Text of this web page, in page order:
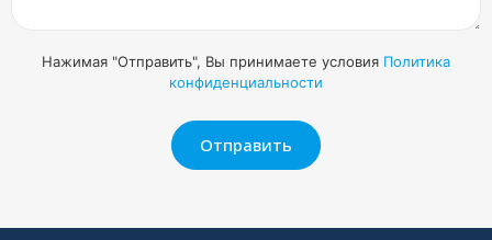
Нажимая "Отправить", Вы принимаете условия Политика
конфиденциальности